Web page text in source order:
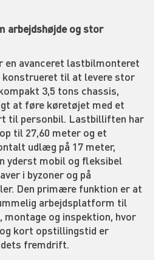
arbejdshøjde og stor
en avanceret lastbilmonteret
til at levere stor
3,5 tons chassis,
at føre køretøjet med et
til personbil. Lastbilliften har
til 27,60 meter og et
udlæg på 17 meter,
yderst mobil og fleksibel
i byzoner og på
Den primære funktion er at
arbejdsplatform til
montage og inspektion, hvor
kort opstillingstid er
fremdrift.